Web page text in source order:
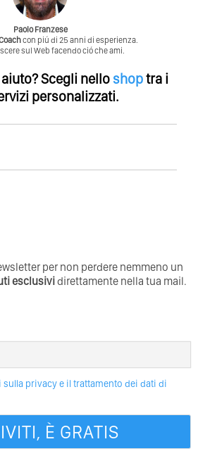
Paolo Franzese
con piú di 25 anni di esperienza.
sul Web facendo ció che ami.
Scegli nello shoptra i
personalizzati.
per non perdere nemmeno un
esclusividirettamente nella tua mail.
privacy e il trattamento dei dati di